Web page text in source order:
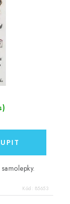
Kód: 85653